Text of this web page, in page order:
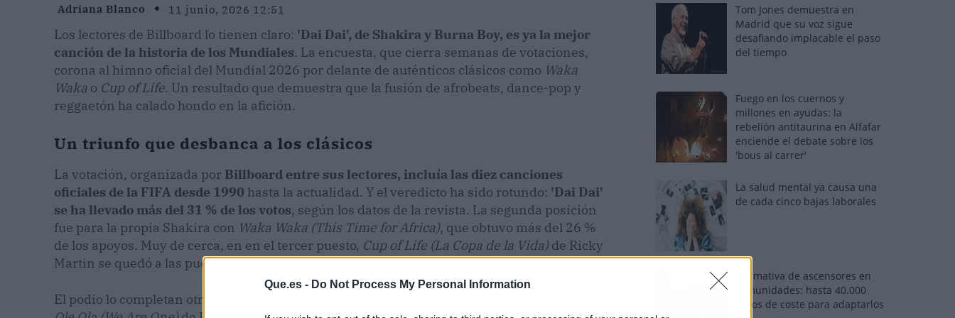
Que.es - Do Not Process My Personal Information
Adriana Blanco 11 junio, 2026 12:51
Los lectores de Billboard lo tienen claro: 'Dai Dai', de Shakira y Burna Boy, es ya la mejor
canción de la historia de los Mundiales. La encuesta, que cierra semanas de votaciones,
corona al himno oficial del Mundial 2026 por delante de auténticos clásicos como Waka
Waka o Cup of Life. Un resultado que demuestra que la fusión de afrobeats, dance-pop y
reggaetón ha calado hondo en la afición.
Un triunfo que desbanca a los clásicos
La votación, organizada por Billboard entre sus lectores, incluía las diez canciones
oficiales de la FIFA desde 1990 hasta la actualidad. Y el veredicto ha sido rotundo: 'Dai Dai'
se ha llevado más del 31 % de los votos, según los datos de la revista. La segunda posición
fue para la propia Shakira con Waka Waka (This Time for Africa), que obtuvo más del 26 %
de los apoyos. Muy de cerca, en en el tercer puesto, Cup of Life (La Copa de la Vida) de Ricky
Martin se quedó a las puertas del 25 %.
El podio lo completan otras piezas que también pusieron a bailar al planeta en su momento:
Tom Jones demuestra en
Madrid que su voz sigue
desafiando implacable el paso
del tiempo
Fuego en los cuernos y
millones en ayudas: la
rebelión antitaurina en Alfafar
enciende el debate sobre los
'bous al carrer'
La salud mental ya causa una
de cada cinco bajas laborales
Normativa de ascensores en
comunidades: hasta 40.000
euros de coste para adaptarlos